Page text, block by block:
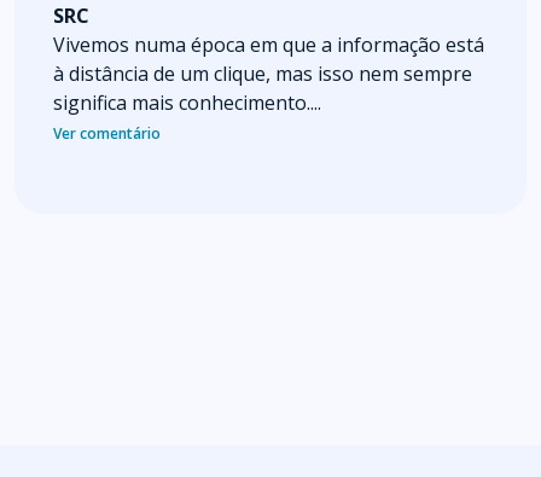
SRC
Vivemos numa época em que a informação está
à distância de um clique, mas isso nem sempre
significa mais conhecimento....
Ver comentário